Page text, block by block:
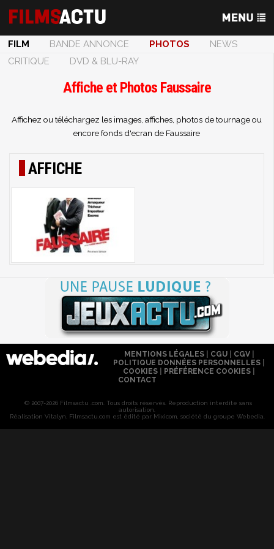
FILM BANDE ANNONCE PHOTOS
NEWS
CRITIQUE
DVD & BLU-RAY
Affiche et Photos Faussaire
Affichez ou téléchargez les images, affiches, photos de tournage ou
encore fonds d'ecran de Faussaire
AFFICHE
MENTIONS LÉGALES| CGU| CGV|
POLITIQUE DONNÉES PERSONNELLES
COOKIES
PRÉFÉRENCE COOKIES
CONTACT
© 2007-2026 Filmsactu .com. Tous droits réservés. Reproduction interdite sans
autorisation.
Réalisation Vitalyn . Filmsactu .com est édité par Mixicom, société du groupe Webedia.